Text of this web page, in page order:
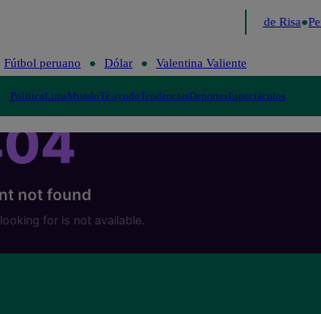
Me Caigo de Risa
Fútbol peruano Dólar Valentina Valiente
PolíticaLimaMundoTe ayudoTendenciasDeportesEspectáculos